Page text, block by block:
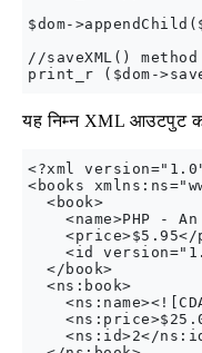
$dom-
//saveXML()
यह निम्न XML आउटपुट
<?xml
<books
  <book>
<name>PHP -
<price>$5.95</
<id
  </book>
  <ns:book>
<ns:id>2</